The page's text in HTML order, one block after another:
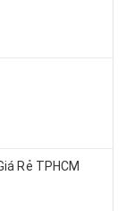
Rẻ TPHCM